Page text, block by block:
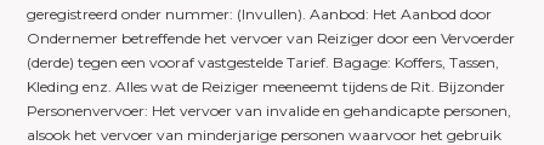
geregistreerd onder nummer: (Invullen). Aanbod: Het Aanbod door
Ondernemer betreffende het vervoer van Reiziger door een Vervoerder
(derde) tegen een vooraf vastgestelde Tarief. Bagage: Koffers, Tassen,
Kleding enz. Alles wat de Reiziger meeneemt tijdens de Rit. Bijzonder
Personenvervoer: Het vervoer van invalide en gehandicapte personen,
alsook het vervoer van minderjarige personen waarvoor het gebruik